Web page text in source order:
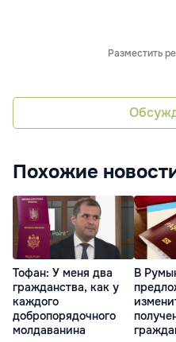
Разместить
Похожие
Тофан: У меня два
гражданства, как у
каждого
добропорядочного
молдаванина
В